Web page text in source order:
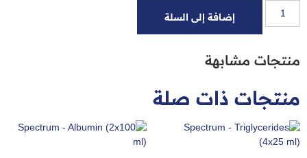
إضافة إلى السلة
منتجات مشابهة
منتجات ذات صلة